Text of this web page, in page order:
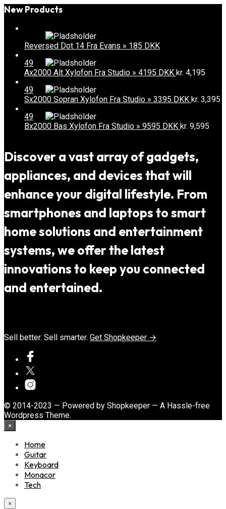
New Products
Reversed Dot 14 Fra Evans » 185 DKK
49
Ax2000 Alt Xylofon Fra Studio » 4195 DKK kr. 4,195
49
Sx2000 Sopran Xylofon Fra Studio » 3395 DKK kr. 3,395
49
Bx2000 Bas Xylofon Fra Studio » 9595 DKK kr. 9,595
Discover a vast array of gadgets,
appliances, and devices that will
enhance your digital lifestyle. From
smartphones and laptops to smart
home solutions and entertainment
systems, we offer the latest
innovations to keep you connected
and entertained.
Sell better. Sell smarter. Get Shopkeeper →
© 2014-2023 — Powered by Shopkeeper — A Hassle-free
Wordpress Theme.
×
Home
Guitar
Keyboard
Monacor
Tech
×